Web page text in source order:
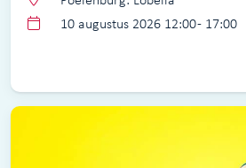
10 augustus 2026 12:00 - 17:00